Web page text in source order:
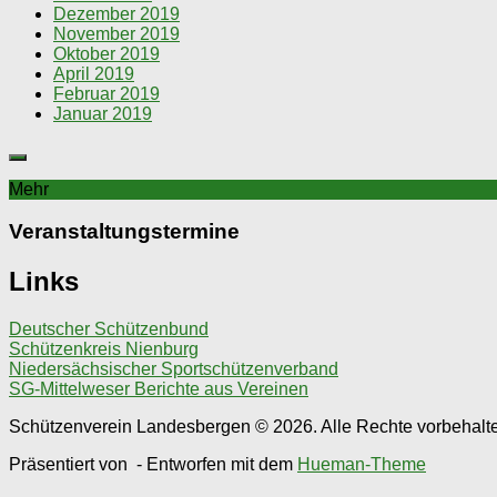
Dezember 2019
November 2019
Oktober 2019
April 2019
Februar 2019
Januar 2019
Mehr
Veranstaltungstermine
Links
Deutscher Schützenbund
Schützenkreis Nienburg
Niedersächsischer Sportschützenverband
SG-Mittelweser Berichte aus Vereinen
Schützenverein Landesbergen © 2026. Alle Rechte
Präsentiert von - Entworfen mit dem Hueman-Theme